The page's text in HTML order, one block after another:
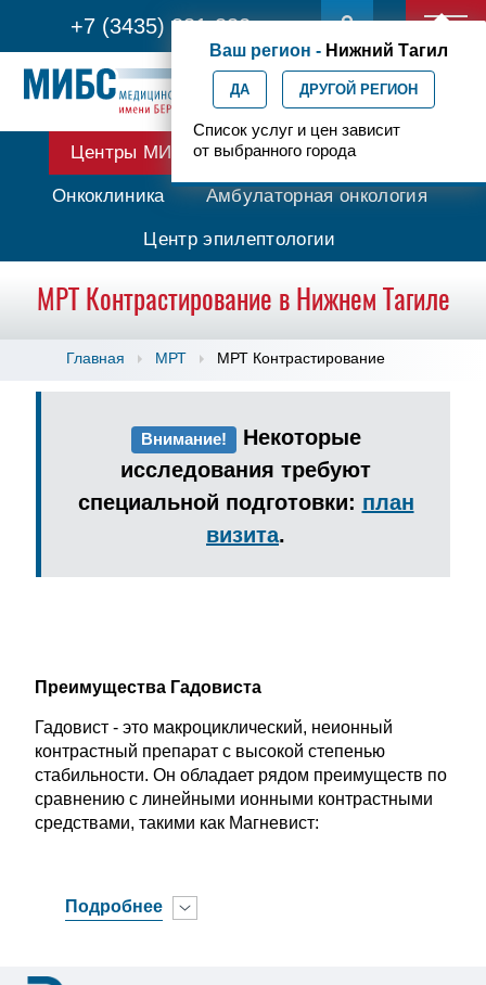
+7 (3435) 331-332
Ваш регион - Нижний Тагил
ДА ДРУГОЙ РЕГИОН
Список услуг и цен зависит
от выбранного города
Центры МИБС Протонная терапия
Онкоклиника Амбулаторная онкология
Центр эпилептологии
МРТ Контрастирование в Нижнем Тагиле
Главная МРТ МРТ Контрастирование
Внимание! Некоторые
исследования требуют
специальной подготовки: план
визита.
Преимущества Гадовиста
Гадовист - это макроциклический, неионный
контрастный препарат с высокой степенью
стабильности. Он обладает рядом преимуществ по
сравнению с линейными ионными контрастными
средствами, такими как Магневист:
Подробнее